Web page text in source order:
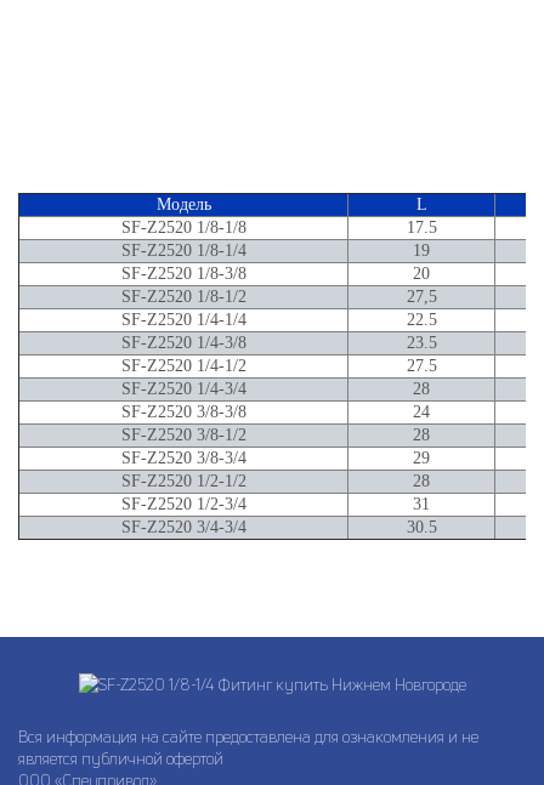
Модель
L
SF-Z2520 1/8-1/8
17.5
SF-Z2520 1/8-1/4
19
SF-Z2520 1/8-3/8
20
SF-Z2520 1/8-1/2
27,5
SF-Z2520 1/4-1/4
22.5
SF-Z2520 1/4-3/8
23.5
SF-Z2520 1/4-1/2
27.5
SF-Z2520 1/4-3/4
28
SF-Z2520 3/8-3/8
24
SF-Z2520 3/8-1/2
28
SF-Z2520 3/8-3/4
29
SF-Z2520 1/2-1/2
28
SF-Z2520 1/2-3/4
31
SF-Z2520 3/4-3/4
30.5
Вся информация на сайте предоставлена для ознакомления и не
является публичной офертой
ООО «Спецпривод»